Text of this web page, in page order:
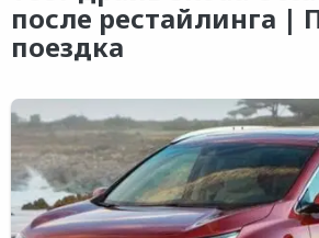
после рестайлинга |
поездка